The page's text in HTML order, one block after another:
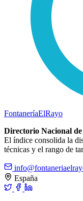
FontaneríaElRayo
Directorio Nacional
El índice consolida la
técnicas y el rango de
España